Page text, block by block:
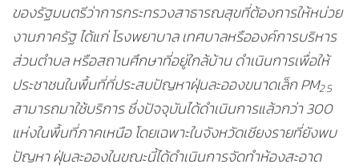
ของรัฐมนตรีว่าการกระทรวงสาธารณสุขที่ต้องการให้หน่วย
งานภาครัฐ ได้แก่ โรงพยาบาล เทศบาลหรือองค์การบริหาร
ส่วนตำบล หรือสถานศึกษาที่อยู่ใกล้บ้าน ดำเนินการเพื่อให้
ประชาชนในพื้นที่ที่ประสบปัญหาฝุ่นละอองขนาดเล็ก PM2.5
สามารถมาใช้บริการ ซึ่งปัจจุบันได้ดำเนินการแล้วกว่า 300
แห่งในพื้นที่ภาคเหนือ โดยเฉพาะในจังหวัดเชียงรายที่ยังพบ
ปัญหา ฝุ่นละอองในขณะนี้ได้ดำเนินการจัดทำห้องสะอาด